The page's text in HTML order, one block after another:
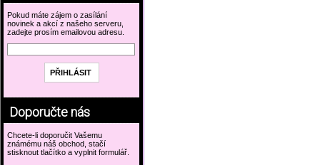
Pokud máte zájem o zasílání
novinek a akcí z našeho serveru,
zadejte prosím emailovou adresu.
Doporučte nás
Chcete-li doporučit Vašemu
známému náš obchod, stačí
stisknout tlačítko a vyplnit formulář.